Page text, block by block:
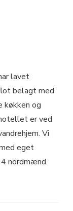
lavet
belagt med
køkken og
er ved
Vi
eget
nordmænd.